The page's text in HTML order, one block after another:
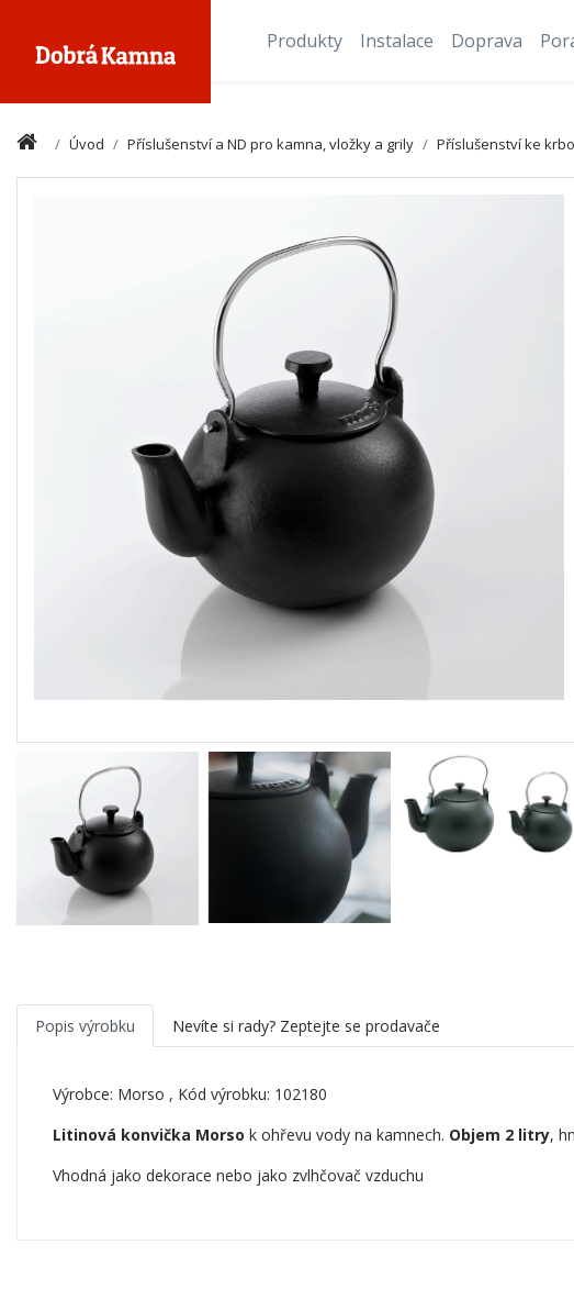
Produkty Instalace Doprava
Úvod Příslušenství a ND pro kamna, vložky a grily Příslušenství ke
Popis výrobku Nevíte si rady? Zeptejte se prodavače
Výrobce: Morso , Kód výrobku: 102180
Litinová konvička Morso k ohřevu vody na kamnech. Objem 2 litry,
Vhodná jako dekorace nebo jako zvlhčovač vzduchu